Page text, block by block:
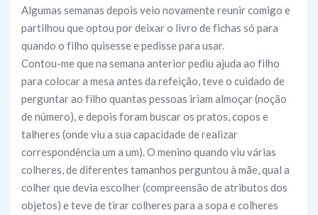
Algumas semanas depois veio novamente reunir comigo e
partilhou que optou por deixar o livro de fichas só para
quando o filho quisesse e pedisse para usar.
Contou-me que na semana anterior pediu ajuda ao filho
para colocar a mesa antes da refeição, teve o cuidado de
perguntar ao filho quantas pessoas iriam almoçar (noção
de número), e depois foram buscar os pratos, copos e
talheres (onde viu a sua capacidade de realizar
correspondência um a um). O menino quando viu várias
colheres, de diferentes tamanhos perguntou à mãe, qual a
colher que devia escolher (compreensão de atributos dos
objetos) e teve de tirar colheres para a sopa e colheres